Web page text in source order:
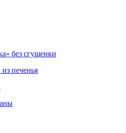
без сгущенки
печенья